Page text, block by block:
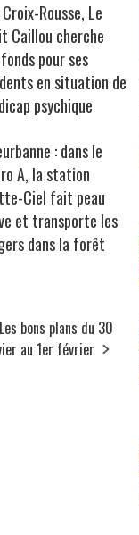
Rousse, Le
Caillou cherche
pour ses
en situation de
psychique
: dans le
A, la station
Ciel fait peau
et transporte les
dans la forêt
bons plans du 30
au 1er février